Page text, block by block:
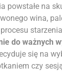
powstałe na
wina,
do ważnych
się na
czy